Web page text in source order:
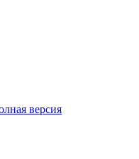
версия